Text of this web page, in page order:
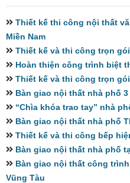
Thiết kế thi công nội thất
Miền Nam
Thiết kế và thi công trọn
Hoàn thiện công trình biệt
Thiết kế và thi công trọn
Bàn giao nội thất nhà phố
“Chìa khóa trao tay” nhà
Bàn giao nội thất nhà phố
Thiết kế và thi công bếp
Bàn giao nội thất nhà phố
Bàn giao nội thất công
Vũng Tàu